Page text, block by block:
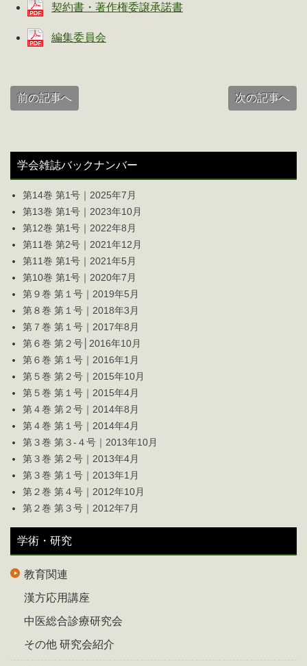
契約書・著作権委譲承諾書
編集委員会
前の記事へ 次の記事へ
学会雑誌バックナンバー
第14巻 第1号｜2025年7月
第13巻 第1号｜2023年10月
第12巻 第1号｜2022年8月
第11巻 第2号｜2021年12月
第11巻 第1号｜2021年5月
第10巻 第1号｜2020年7月
第９巻 第１号｜2019年5月
第８巻 第１号｜2018年3月
第７巻 第１号｜2017年8月
第６巻 第２号│2016年10月
第６巻 第１号｜2016年1月
第５巻 第２号｜2015年10月
第５巻 第１号｜2015年4月
第４巻 第２号｜2014年8月
第４巻 第１号｜2014年4月
第３巻 第３-４号｜2013年10月
第３巻 第２号｜2013年4月
第３巻 第１号｜2013年1月
第２巻 第４号｜2012年10月
第２巻 第３号｜2012年7月
学術・研究
教育関連
漢方応用講座
中医総合診療研究会
その他 研究会紹介